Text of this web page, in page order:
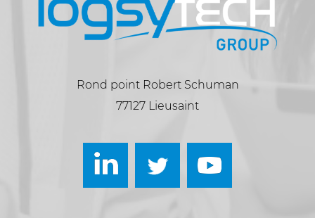
Rond point Robert Schuman
77127 Lieusaint